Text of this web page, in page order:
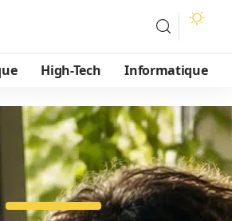
High-Tech Informatique